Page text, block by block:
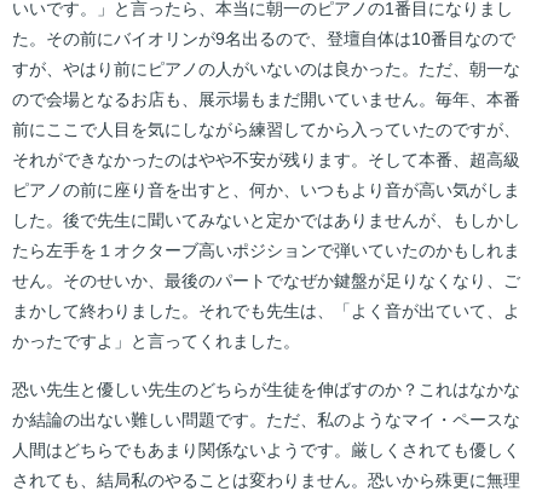
いいです。」と言ったら、本当に朝一のピアノの1番目になりまし
た。その前にバイオリンが9名出るので、登壇自体は10番目なので
すが、やはり前にピアノの人がいないのは良かった。ただ、朝一な
ので会場となるお店も、展示場もまだ開いていません。毎年、本番
前にここで人目を気にしながら練習してから入っていたのですが、
それができなかったのはやや不安が残ります。そして本番、超高級
ピアノの前に座り音を出すと、何か、いつもより音が高い気がしま
した。後で先生に聞いてみないと定かではありませんが、もしかし
たら左手を１オクターブ高いポジションで弾いていたのかもしれま
せん。そのせいか、最後のパートでなぜか鍵盤が足りなくなり、ご
まかして終わりました。それでも先生は、「よく音が出ていて、よ
かったですよ」と言ってくれました。
恐い先生と優しい先生のどちらが生徒を伸ばすのか？これはなかな
か結論の出ない難しい問題です。ただ、私のようなマイ・ペースな
人間はどちらでもあまり関係ないようです。厳しくされても優しく
されても、結局私のやることは変わりません。恐いから殊更に無理